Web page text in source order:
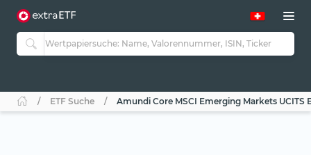
ETF Suche Amundi Core MSCI Emerging Markets UCITS